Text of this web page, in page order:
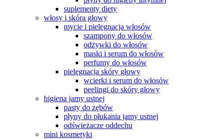
suplementy diety
włosy i skóra głowy
mycie i pielęgnacja włosów
szampony do włosów
odżywki do włosów
maski i serum do włosów
perfumy do włosów
pielęgnacja skóry głowy
wcierki i serum do włosów
peelingi do skóry głowy
higiena jamy ustnej
pasty do zębów
płyny do płukania jamy ustnej
odświeżacze oddechu
mini kosmetyki